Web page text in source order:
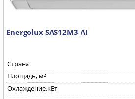
Energolux SAS12M3-AI
Страна
Площадь, м²
Охлаждение,кВт